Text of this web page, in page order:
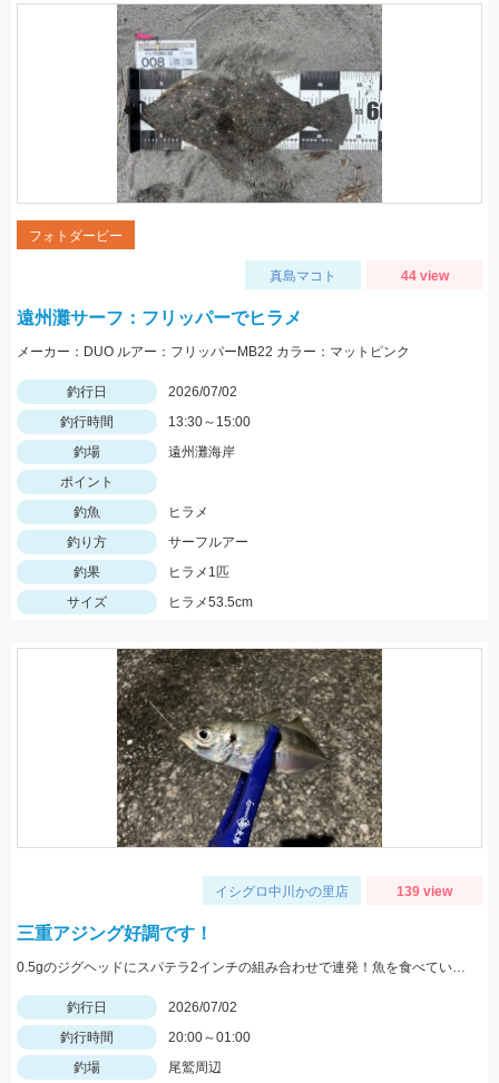
フォトダービー
真島マコト 44 view
遠州灘サーフ：フリッパーでヒラメ
メーカー：DUO ルアー：フリッパーMB22 カラー：マットピンク
釣行日
2026/07/02
釣行時間
13:30～15:00
釣場
遠州灘海岸
ポイント
釣魚
ヒラメ
釣り方
サーフルアー
釣果
ヒラメ1匹
サイズ
ヒラメ53.5cm
イシグロ中川かの里店 139 view
三重アジング好調です！
0.5gのジグヘッドにスパテラ2インチの組み合わせで連発！魚を食べている時はクリアカラーがオススメです！
釣行日
2026/07/02
釣行時間
20:00～01:00
釣場
尾鷲周辺